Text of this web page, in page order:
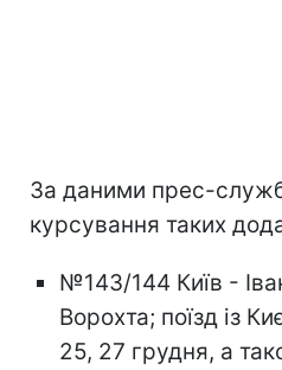
За даними прес-
курсування таких
№143/144 Київ -
Ворохта; поїзд із
25, 27 грудня, а